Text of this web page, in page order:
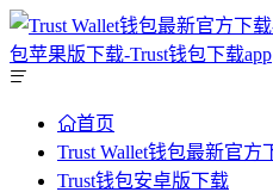
首页
Trust Wallet钱包最新官方
Trust钱包安卓版下载